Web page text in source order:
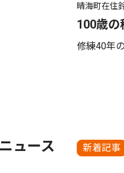
晴海町在住
100歳の
修練40年
ュース 新着記事